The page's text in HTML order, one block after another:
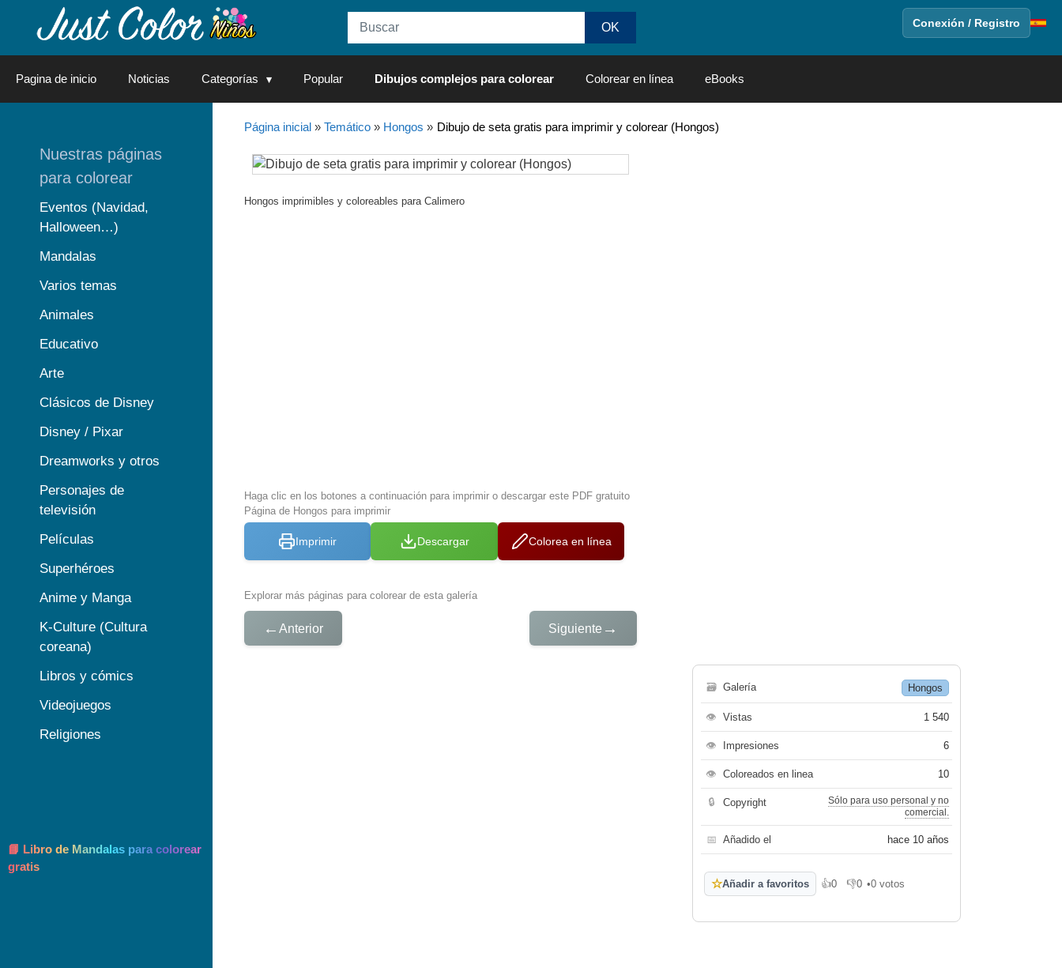
Conexión / Registro
Pagina de inicio Noticias Categorías Popular Dibujos complejos para colorear Colorear en línea eBooks
Página inicial» Temático» Hongos » Dibujo de seta gratis para imprimir y colorear (Hongos)
Hongos imprimibles y coloreables para Calimero
Haga clic en los botones a continuación para imprimir o descargar este PDF gratuito
Página de Hongos para imprimir
Imprimir Descargar Colorea en línea
Explorar más páginas para colorear de esta galería
← Anterior Siguiente →
🗃 Galería Hongos
👁 Vistas 1 540
👁 Impresiones 6
👁 Coloreados en linea 10
🔒 Copyright
Sólo para uso personal y no
comercial.
📅 Añadido el hace 10 años
☆Añadir a favoritos 👍0
Me gusta
👎0
No me gusta
•0 votos
Nuestras páginas
para colorear
Eventos (Navidad,
Halloween…)
Mandalas
Varios temas
Animales
Educativo
Arte
Clásicos de Disney
Disney / Pixar
Dreamworks y otros
Personajes de
televisión
Películas
Superhéroes
Anime y Manga
K-Culture (Cultura
coreana)
Libros y cómics
Videojuegos
Religiones
📘 Libro de Mandalas para colorear
gratis